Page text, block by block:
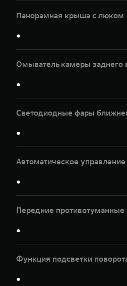
Панорамная крыша с люком
●
Омыватель камеры заднего
●
Светодиодные фары
●
Автоматическое
●
Передние
●
Функция подсветки
●